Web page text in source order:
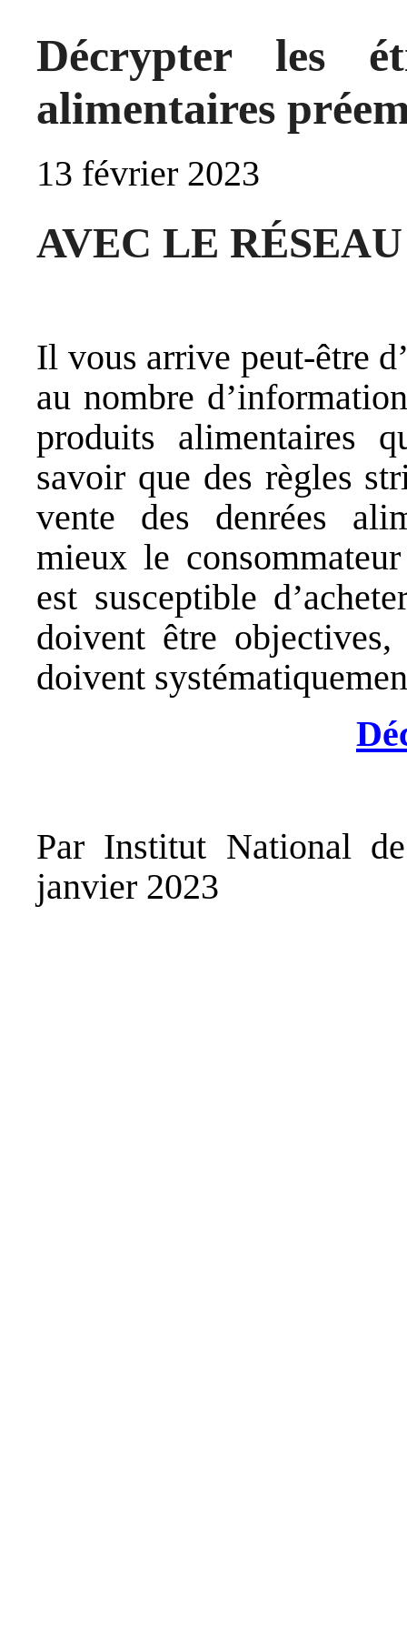
Décrypter les
alimentaires
13 février 2023
AVEC LE
Il vous arrive peut-être
au nombre
produits alimentaires
savoir que des règles
vente des denrées
mieux le
est susceptible
doivent être objectives,
doivent
Par Institut National
janvier 2023